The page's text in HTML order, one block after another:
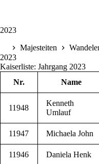
2023
Start
Majesteiten
2023
Kaiserliste: Jahrgang 2023
Nr.
Name
11948
Ken­neth
Umlauf
11947 Michae­la John
11946 Danie­la Henk